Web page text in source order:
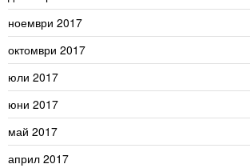
ноември 2017
октомври 2017
юли 2017
юни 2017
май 2017
април 2017